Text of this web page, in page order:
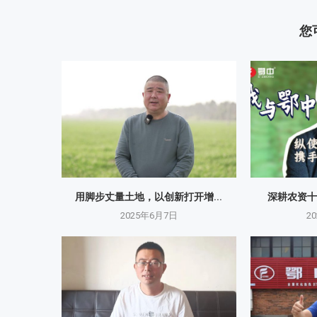
您
用脚步丈量土地，以创新打开增...
2025年6月7日
深耕农资